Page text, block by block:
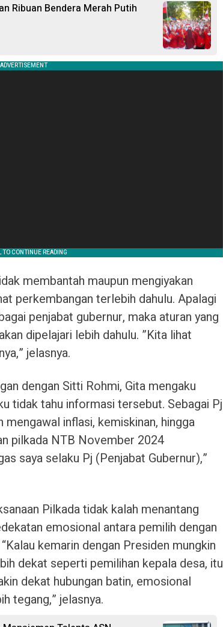
Ribuan Bendera Merah Putih
membantah maupun mengiyakan
perkembangan terlebih dahulu. Apalagi
penjabat gubernur, maka aturan yang
dipelajari lebih dahulu. ”Kita lihat
jelasnya.
dengan Sitti Rohmi, Gita mengaku
tidak tahu informasi tersebut. Sebagai Pj
mengawal inflasi, kemiskinan, hingga
pilkada NTB November 2024
saya selaku Pj (Penjabat Gubernur),”
Pilkada tidak kalah menantang
emosional antara pemilih dengan
kemarin dengan Presiden mungkin
dekat seperti pemilihan kepala desa, itu
dekat hubungan batin, emosional
tegang,” jelasnya.